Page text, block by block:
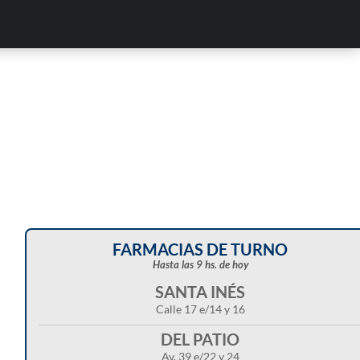
FARMACIAS DE TURNO
Hasta las 9 hs. de hoy
SANTA INÉS
Calle 17 e/14 y 16
DEL PATIO
Av. 39 e/22 y 24